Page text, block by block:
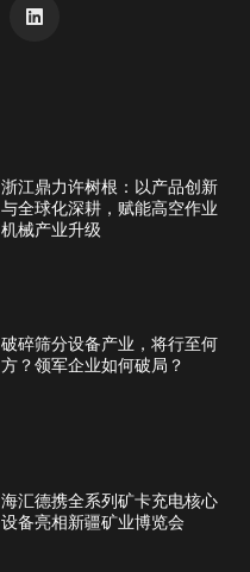
浙江鼎力许树根：以产品创新
与全球化深耕，赋能高空作业
机械产业升级
破碎筛分设备产业，将行至何
方？领军企业如何破局？
海汇德携全系列矿卡充电核心
设备亮相新疆矿业博览会